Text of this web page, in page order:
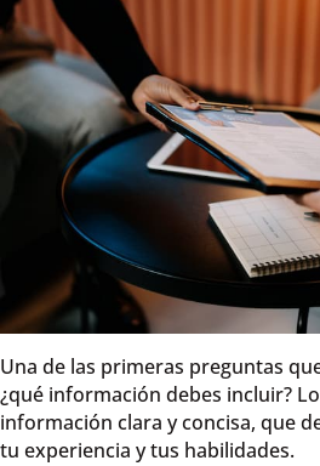
Una de las primeras preguntas
¿qué información debes incluir?
información clara y concisa, que
tu experiencia y tus habilidades.